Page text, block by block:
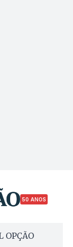
50 ANOS
OPÇÃO